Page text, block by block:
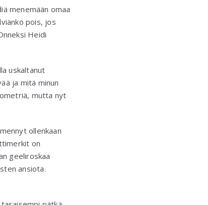
menemään omaa
pois, jos
Heidi
uskaltanut
ja mitä minun
mutta nyt
ollenkaan
on
geeliroskaa
ansiota.